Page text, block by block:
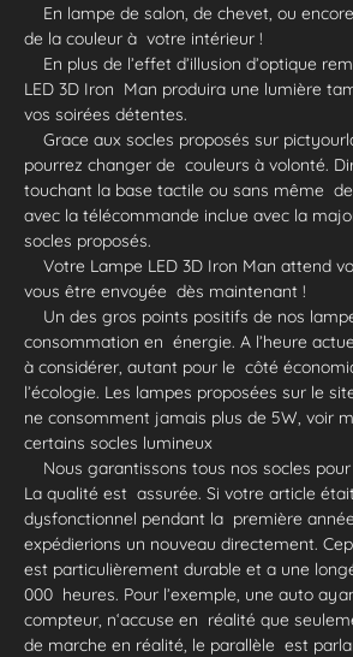
En lampe de salon, de chevet, ou
de la couleur à votre intérieur !
En plus de l’effet d’illusion d’optique
LED 3D Iron Man produira une lumière
vos soirées détentes.
Grace aux socles proposés sur
pourrez changer de couleurs à volonté.
touchant la base tactile ou sans même
avec la télécommande inclue avec la
socles proposés.
Votre Lampe LED 3D Iron Man attend
vous être envoyée dès maintenant !
Un des gros points positifs de nos
consommation en énergie. A l’heure
à considérer, autant pour le côté
l’écologie. Les lampes proposées sur le
ne consomment jamais plus de 5W, voir
certains socles lumineux
Nous garantissons tous nos socles pour
La qualité est assurée. Si votre article
dysfonctionnel pendant la première
expédierions un nouveau directement.
est particulièrement durable et a une
000 heures. Pour l’exemple, une auto
compteur, n‘accuse en réalité que
de marche en réalité, le parallèle est